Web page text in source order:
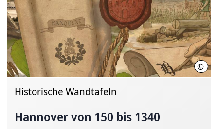
©
Historische Wandtafeln
Hannover von 150 bis 1340